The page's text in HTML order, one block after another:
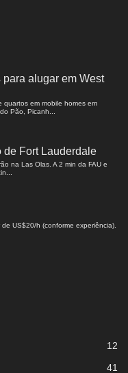
alugar em West
quartos em mobile homes em
Pão, Picanh...
de Fort Lauderdale
na Las Olas. A 2 min da FAU e
US$20/h (conforme experiência).
12
41